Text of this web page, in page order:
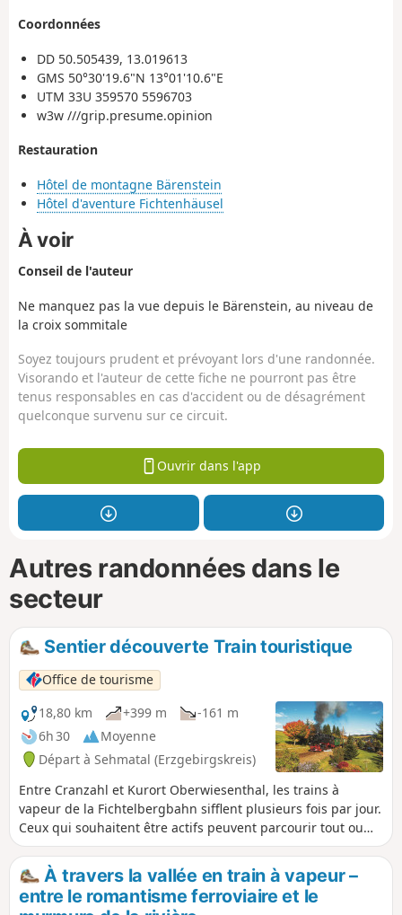
Coordonnées
DD 50.505439, 13.019613
GMS 50°30'19.6"N 13°01'10.6"E
UTM 33U 359570 5596703
w3w ///grip.presume.opinion
Restauration
Hôtel de montagne Bärenstein
Hôtel d'aventure Fichtenhäusel
À voir
Conseil de l'auteur
Ne manquez pas la vue depuis le Bärenstein, au niveau de
la croix sommitale
Soyez toujours prudent et prévoyant lors d'une randonnée.
Visorando et l'auteur de cette fiche ne pourront pas être
tenus responsables en cas d'accident ou de désagrément
quelconque survenu sur ce circuit.
Ouvrir dans l'app
Autres randonnées dans le
secteur
Sentier découverte Train touristique
Office de tourisme
18,80 km
+399 m
-161 m
6h 30
Moyenne
Départ à Sehmatal (Erzgebirgskreis)
Entre Cranzahl et Kurort Oberwiesenthal, les trains à
vapeur de la Fichtelbergbahn sifflent plusieurs fois par jour.
Ceux qui souhaitent être actifs peuvent parcourir tout ou
partie du trajet sur le « sentier découverte Bimmelbahn »,
qui longe en grande partie la voie ferrée. Le sentier
découverte Bimmelbahn allie de manière originale nature,
technique et culture des monts Métallifères. Le départ se
À travers la vallée en train à vapeur –
entre le romantisme ferroviaire et le